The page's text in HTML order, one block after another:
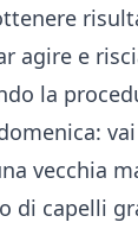
agire e
la
vecchia
di capelli